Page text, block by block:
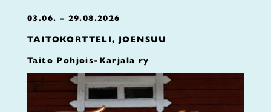
03.06. – 29.08.2026
TAITOKORTTELI, JOENSUU
Taito Pohjois-Karjala ry